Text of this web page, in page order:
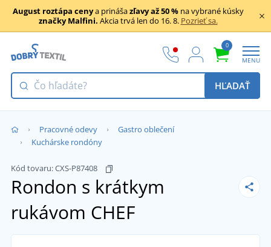
August roztápa cenya prinášazľavy až 50 %na vybrané kúsky
značky Malfini. Akcia trvá len do 16. 8. Pozrieť sa.
0
MENU
HĽADAŤ
Pracovné odevy
Gastro oblečení
Kuchárske rondóny
Kód tovaru:CXS-P87408
Rondon s krátkym
rukávom CHEF